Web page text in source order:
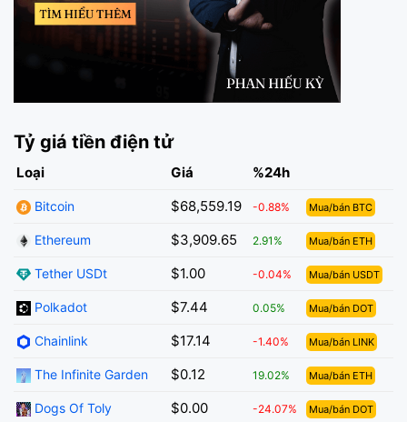
Tỷ giá tiền điện tử
Loại Giá %24h
Bitcoin $68,559.19 -0.88% Mua/bán BTC
Ethereum $3,909.65 2.91% Mua/bán ETH
Tether USDt $1.00 -0.04% Mua/bán USDT
Polkadot $7.44 0.05% Mua/bán DOT
Chainlink $17.14 -1.40% Mua/bán LINK
The Infinite Garden $0.12 19.02% Mua/bán ETH
Dogs Of Toly $0.00 -24.07% Mua/bán DOT